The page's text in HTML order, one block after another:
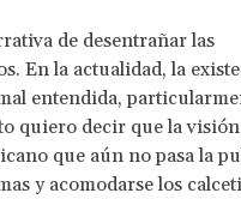
de desentrañar las
En la actualidad, la
entendida,
quiero decir que la visión
que aún no pasa la
y acomodarse los